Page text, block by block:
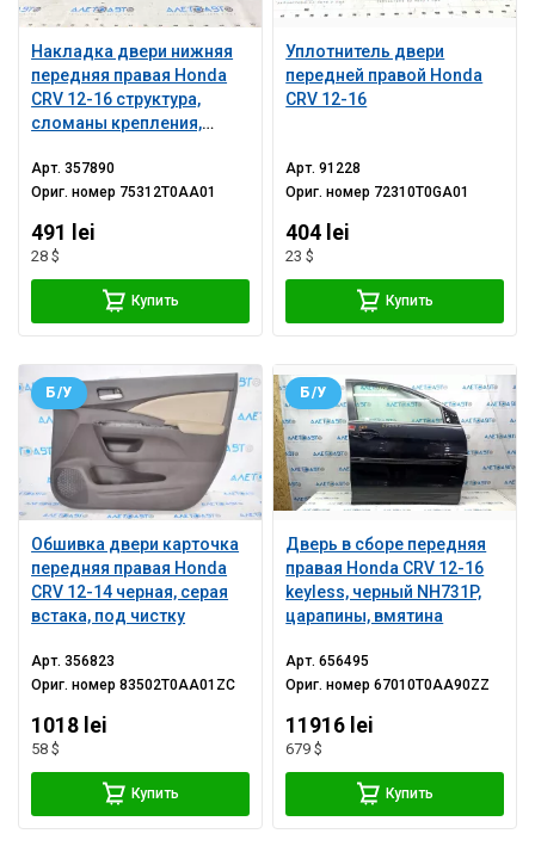
Накладка двери нижняя
передняя правая Honda
CRV 12-16 структура,
сломаны крепления,
Арт.357890
Ориг. номер 75312T0AA01
491 lei
28 $
Купить
Уплотнитель двери
передней правой Honda
CRV 12-16
Арт.91228
Ориг. номер 72310T0GA01
404 lei
23 $
Купить
Обшивка двери карточка
передняя правая Honda
CRV 12-14 черная, серая
встака, под чистку
Б/У
Арт.356823
Ориг. номер83502T0AA01ZC
1018 lei
58 $
Купить
Дверь в сборе передняя
правая Honda CRV 12-16
keyless, черный NH731P,
царапины, вмятина
Б/У
Арт.656495
Ориг. номер67010T0AA90ZZ
11916 lei
679 $
Купить